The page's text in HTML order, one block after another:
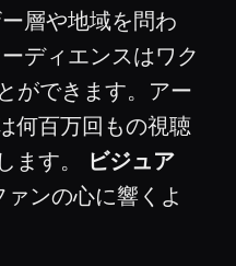
層や地域を問わ
ディエンスはワク
ができます。アー
何百万回もの視聴
ます。
ビジュア
ンの心に響くよ